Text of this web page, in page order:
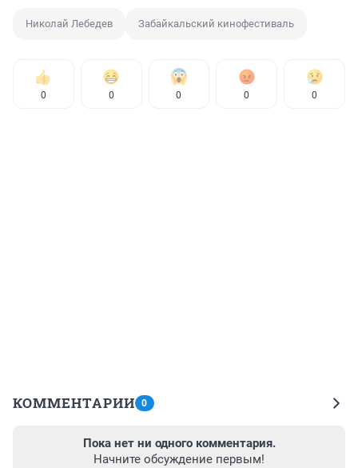
Николай Лебедев Забайкальский кинофестиваль
0 0 0 0 0
КОММЕНТАРИИ 0
Пока нет ни одного комментария.
Начните обсуждение первым!